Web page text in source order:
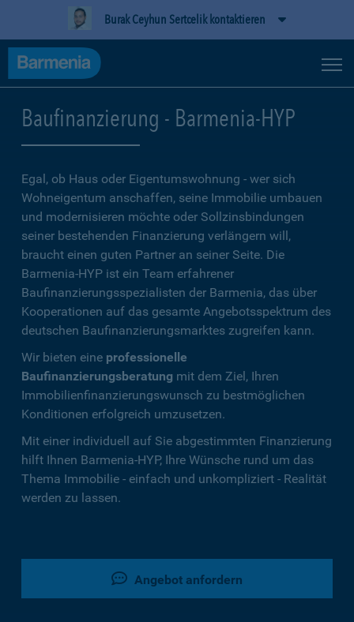
Burak Ceyhun Sertcelik kontaktieren
Baufinanzierung - Barmenia-HYP
Egal, ob Haus oder Eigentumswohnung - wer sich
Wohneigentum anschaffen, seine Immobilie umbauen
und modernisieren möchte oder Sollzinsbindungen
seiner bestehenden Finanzierung verlängern will,
braucht einen guten Partner an seiner Seite. Die
Barmenia-HYP ist ein Team erfahrener
Baufinanzierungsspezialisten der Barmenia, das über
Kooperationen auf das gesamte Angebotsspektrum des
deutschen Baufinanzierungsmarktes zugreifen kann.
Wir bieten eine professionelle
Baufinanzierungsberatung mit dem Ziel, Ihren
Immobilienfinanzierungswunsch zu bestmöglichen
Konditionen erfolgreich umzusetzen.
Mit einer individuell auf Sie abgestimmten Finanzierung
hilft Ihnen Barmenia-HYP, Ihre Wünsche rund um das
Thema Immobilie - einfach und unkompliziert - Realität
werden zu lassen.
Angebot anfordern